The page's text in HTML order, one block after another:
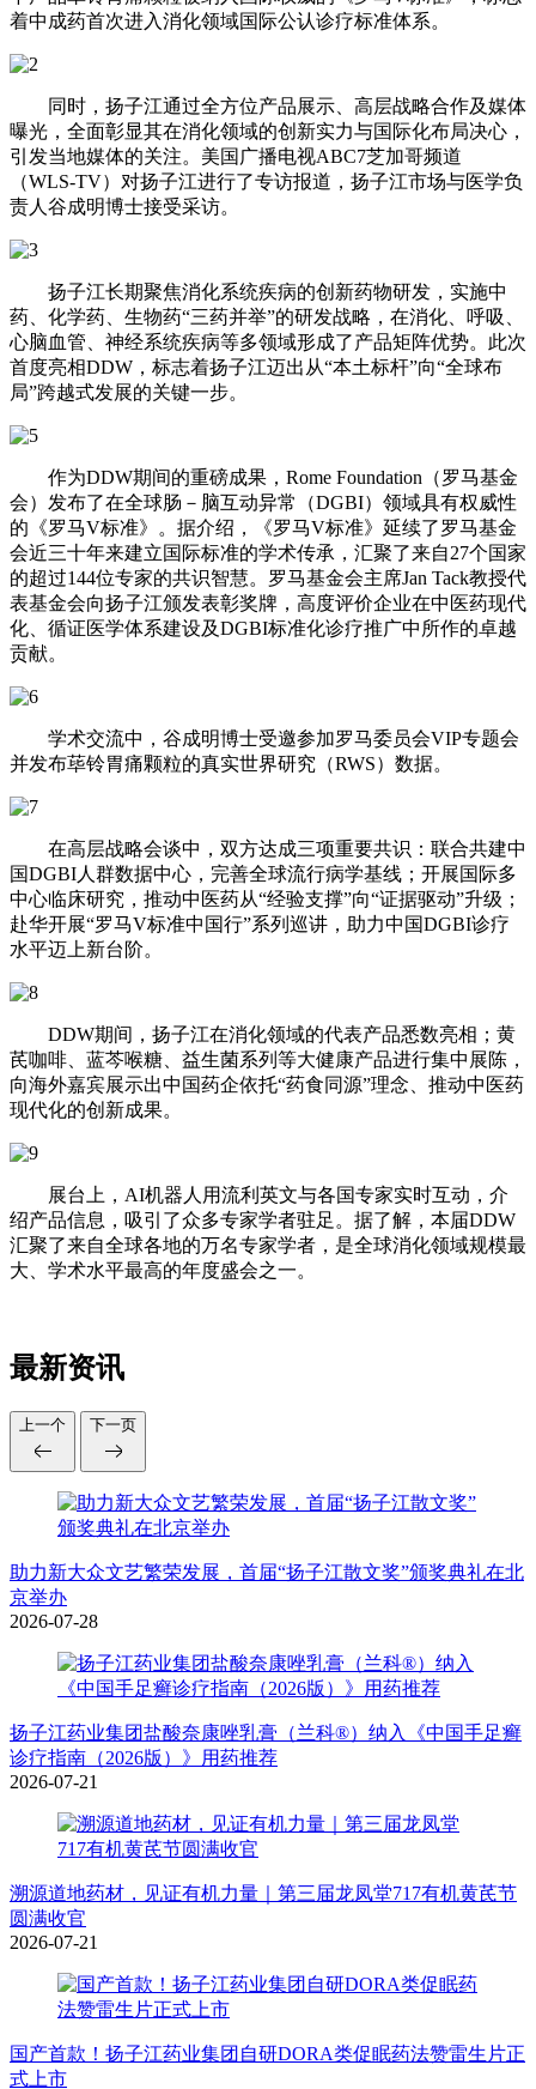
着中成药首次进入消化领域国际公认诊疗标准体系。
同时，扬子江通过全方位产品展示、高层战略合作及媒体
曝光，全面彰显其在消化领域的创新实力与国际化布局决心，
引发当地媒体的关注。美国广播电视ABC7芝加哥频道
（WLS-TV）对扬子江进行了专访报道，扬子江市场与医学负
责人谷成明博士接受采访。
扬子江长期聚焦消化系统疾病的创新药物研发，实施中
药、化学药、生物药“三药并举”的研发战略，在消化、呼吸、
心脑血管、神经系统疾病等多领域形成了产品矩阵优势。此次
首度亮相DDW，标志着扬子江迈出从“本土标杆”向“全球布
局”跨越式发展的关键一步。
作为DDW期间的重磅成果，Rome Foundation（罗马基金
会）发布了在全球肠－脑互动异常（DGBI）领域具有权威性
的《罗马V标准》。据介绍，《罗马V标准》延续了罗马基金
会近三十年来建立国际标准的学术传承，汇聚了来自27个国家
的超过144位专家的共识智慧。罗马基金会主席Jan Tack教授代
表基金会向扬子江颁发表彰奖牌，高度评价企业在中医药现代
化、循证医学体系建设及DGBI标准化诊疗推广中所作的卓越
贡献。
学术交流中，谷成明博士受邀参加罗马委员会VIP专题会
并发布荜铃胃痛颗粒的真实世界研究（RWS）数据。
在高层战略会谈中，双方达成三项重要共识：联合共建中
国DGBI人群数据中心，完善全球流行病学基线；开展国际多
中心临床研究，推动中医药从“经验支撑”向“证据驱动”升级；
赴华开展“罗马V标准中国行”系列巡讲，助力中国DGBI诊疗
水平迈上新台阶。
DDW期间，扬子江在消化领域的代表产品悉数亮相；黄
芪咖啡、蓝芩喉糖、益生菌系列等大健康产品进行集中展陈，
向海外嘉宾展示出中国药企依托“药食同源”理念、推动中医药
现代化的创新成果。
展台上，AI机器人用流利英文与各国专家实时互动，介
绍产品信息，吸引了众多专家学者驻足。据了解，本届DDW
汇聚了来自全球各地的万名专家学者，是全球消化领域规模最
大、学术水平最高的年度盛会之一。
最新资讯
上一个 下一页
助力新大众文艺繁荣发展，首届“扬子江散文奖”颁奖典礼在北
京举办
2026-07-28
扬子江药业集团盐酸奈康唑乳膏（兰科®）纳入《中国手足癣
诊疗指南（2026版）》用药推荐
2026-07-21
溯源道地药材，见证有机力量｜第三届龙凤堂717有机黄芪节
圆满收官
2026-07-21
国产首款！扬子江药业集团自研DORA类促眠药法赞雷生片正
式上市